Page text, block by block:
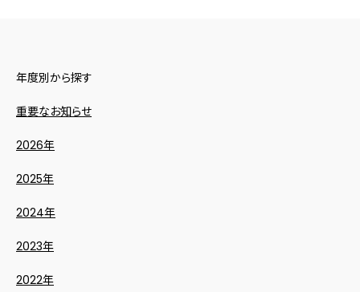
年度別から探す
重要なお知らせ
2026年
2025年
2024年
2023年
2022年